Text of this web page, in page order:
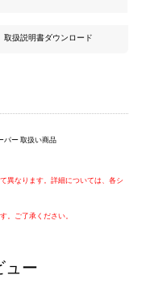
取扱説明書ダウンロード
パー 取扱い商品
異なります。詳細については、各シ
。ご了承ください。
ュー